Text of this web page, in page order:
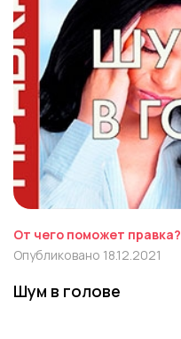
От чего поможет правка?
Опубликовано 18.12.2021
Шум в голове